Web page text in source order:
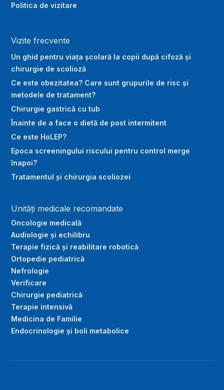
Politica de vizitare
Vizite frecvente
Un ghid pentru viața școlară la copii după cifoză și
chirurgie de scolioză
Ce este obezitatea? Care sunt grupurile de risc și
metodele de tratament?
Chirurgie gastrică cu tub
Înainte de a face o dietă de post intermitent
Ce este HoLEP?
Epoca screeningului riscului pentru control merge
înapoi?
Tratamentul și chirurgia scoliozei
Unități medicale recomandate
Oncologie medicală
Audiologie și echilibru
Terapie fizică și reabilitare robotică
Ortopedie pediatrică
Nefrologie
Verificare
Chirurgie pediatrică
Terapie intensivă
Medicina de Familie
Endocrinologie și boli metabolice